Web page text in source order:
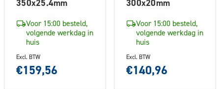
350x25.4mm
Voor 15:00 besteld,
volgende werkdag in
huis
Excl. BTW
€159,56
300x20mm
Voor 15:00 besteld,
volgende werkdag in
huis
Excl. BTW
€140,96